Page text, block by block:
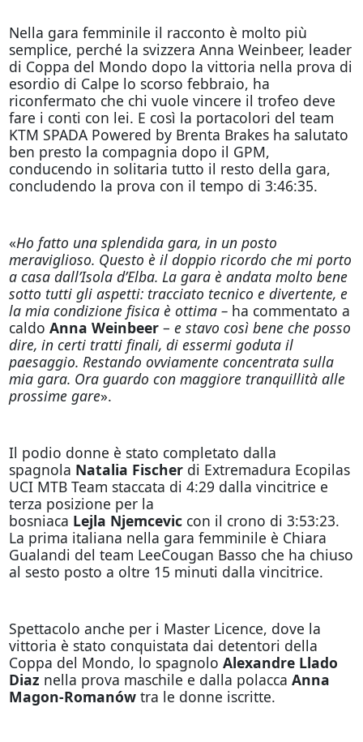
Nella gara femminile il racconto è molto più
semplice, perché la svizzera Anna Weinbeer, leader
di Coppa del Mondo dopo la vittoria nella prova di
esordio di Calpe lo scorso febbraio, ha
riconfermato che chi vuole vincere il trofeo deve
fare i conti con lei. E così la portacolori del team
KTM SPADA Powered by Brenta Brakes ha salutato
ben presto la compagnia dopo il GPM,
conducendo in solitaria tutto il resto della gara,
concludendo la prova con il tempo di 3:46:35.
«Ho fatto una splendida gara, in un posto
meraviglioso. Questo è il doppio ricordo che mi porto
a casa dall’Isola d’Elba. La gara è andata molto bene
sotto tutti gli aspetti: tracciato tecnico e divertente, e
la mia condizione fisica è ottima – ha commentato a
caldo Anna Weinbeer– e stavo così bene che posso
dire, in certi tratti finali, di essermi goduta il
paesaggio. Restando ovviamente concentrata sulla
mia gara. Ora guardo con maggiore tranquillità alle
prossime gare».
Il podio donne è stato completato dalla
spagnola Natalia Fischerdi Extremadura Ecopilas
UCI MTB Team staccata di 4:29 dalla vincitrice e
terza posizione per la
bosniaca Lejla Njemcevic con il crono di 3:53:23.
La prima italiana nella gara femminile è Chiara
Gualandi del team LeeCougan Basso che ha chiuso
al sesto posto a oltre 15 minuti dalla vincitrice.
Spettacolo anche per i Master Licence, dove la
vittoria è stato conquistata dai detentori della
Coppa del Mondo, lo spagnolo Alexandre Llado
Diaz nella prova maschile e dalla polacca Anna
Magon-Romanów tra le donne iscritte.